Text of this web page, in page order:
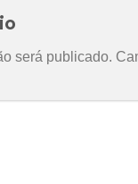
será publicado.